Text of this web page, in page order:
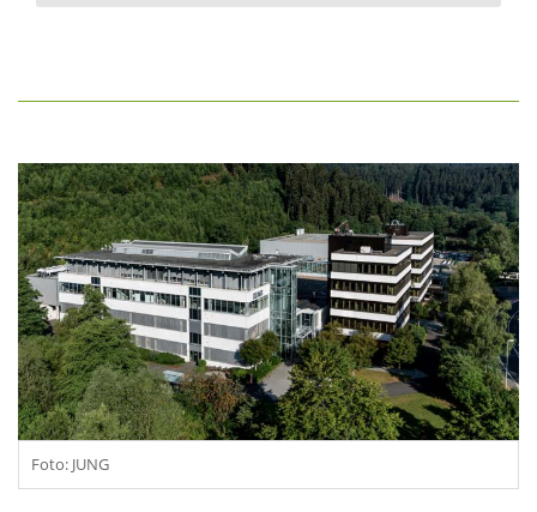
Foto: JUNG